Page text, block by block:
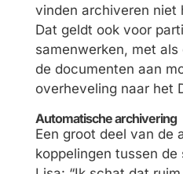
vinden archiveren niet
Dat geldt ook voor
samenwerken, met
de documenten aan
overheveling naar het
Automatische archivering
Een groot deel van de
koppelingen tussen